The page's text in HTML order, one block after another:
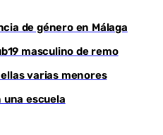
de género en Málaga
masculino de remo
varias menores
una escuela